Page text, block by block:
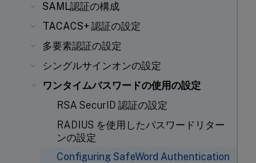
SAML認証の構成
TACACS+ 認証の設定
多要素認証の設定
シングルサインオンの設定
ワンタイムパスワードの使用の設定
RSA SecurID 認証の設定
RADIUS を使用したパスワードリター
ンの設定
Configuring SafeWord Authentication